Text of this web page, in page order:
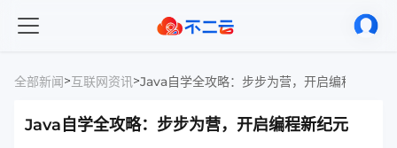
全部新闻>互联网资讯>Java自学全攻略：步步为营，开启编程新纪元
Java自学全攻略：步步为营，开启编程新纪元